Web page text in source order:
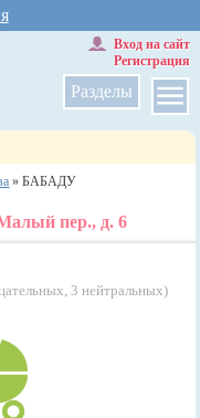
Разделы
Вход на сайт
Регистрация
»БАБАДУ
пер., д. 6
,3 нейтральных)